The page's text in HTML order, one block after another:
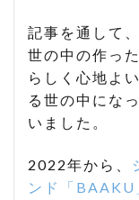
記事を通して
世の中の作っ
らしく心地よ
る世の中にな
いました。
2022年から、
ンド「BAAKU